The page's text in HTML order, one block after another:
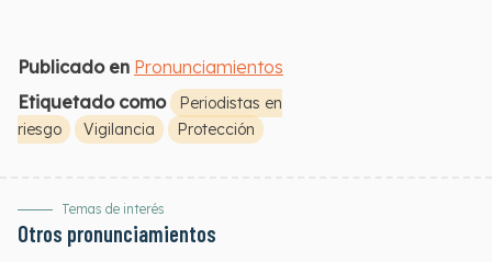
Publicado en Pronunciamientos
Etiquetado como
Periodistas en
riesgo
Vigilancia Protección
Temas de interés
Otros pronunciamientos